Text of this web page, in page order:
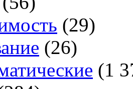
(29)
(26)
(1